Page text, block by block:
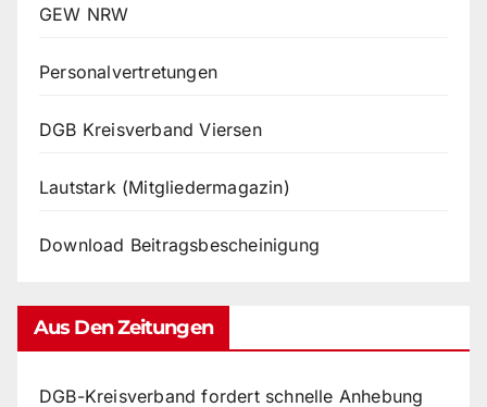
GEW NRW
Personalvertretungen
DGB Kreisverband Viersen
Lautstark (Mitgliedermagazin)
Download Beitragsbescheinigung
Aus Den Zeitungen
DGB-Kreisverband fordert schnelle Anhebung